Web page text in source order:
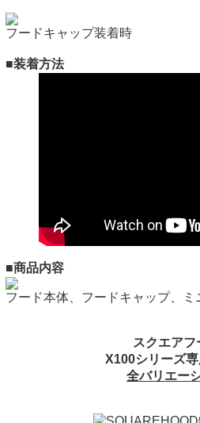
フードキャップ装着時
■装着方法
■商品内容
フード本体、フードキャップ、
スクエアフ
X100シリーズ
全バリエー